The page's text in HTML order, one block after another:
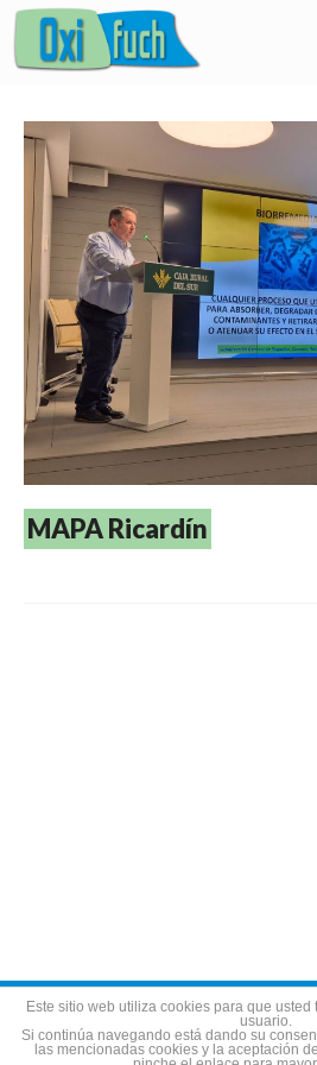
MAPA Ricardín
Aviso legal Política de privacidad
Este sitio web utiliza cookies para que
usuario.
Si continúa navegando está dando su
las mencionadas cookies y la aceptación